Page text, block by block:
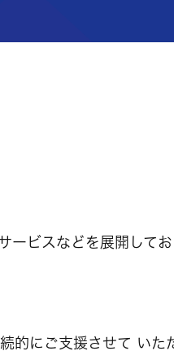
ビスなどを展開してお
的にご支援させて いた